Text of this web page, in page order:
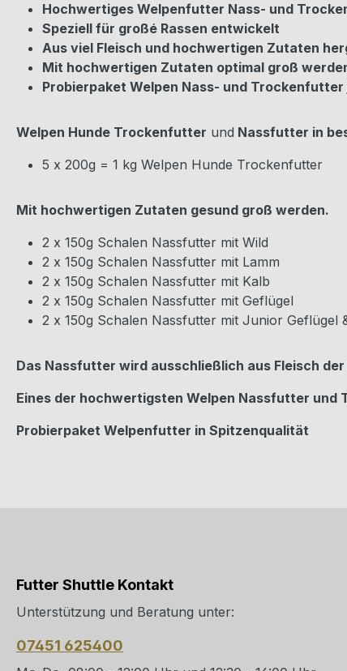
Hochwertiges Welpenfutter Nass- und
Speziell für großé Rassen entwickelt
Aus viel Fleisch und hochwertigen Zutaten
Mit hochwertigen Zutaten optimal groß
Probierpaket Welpen Nass- und
Welpen Hunde Trockenfutter und Nassfutter in
5 x 200g = 1 kg Welpen Hunde Trockenfutter
Mit hochwertigen Zutaten gesund groß werden.
2 x 150g Schalen Nassfutter mit Wild
2 x 150g Schalen Nassfutter mit Lamm
2 x 150g Schalen Nassfutter mit Kalb
2 x 150g Schalen Nassfutter mit Geflügel
2 x 150g Schalen Nassfutter mit Junior Geflügel
Das Nassfutter wird ausschließlich aus Fleisch
Eines der hochwertigsten Welpen Nassfutter
Probierpaket Welpenfutter in Spitzenqualität
Futter Shuttle Kontakt
Unterstützung und Beratung unter:
07451 625400